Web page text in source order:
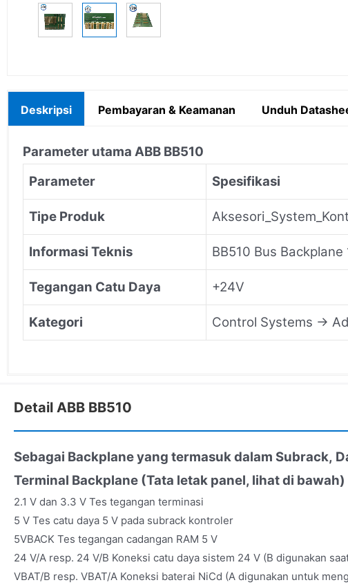
Deskripsi Pembayaran & Keamanan Unduh
Parameter utama ABB BB510
Parameter
Spesifikasi
Tipe Produk
Informasi Teknis BB510 Bus Backplane
Tegangan Catu Daya +24V
Kategori Control Systems →
Detail ABB BB510
Sebagai Backplane yang termasuk dalam Subrack,
Terminal Backplane (Tata letak panel, lihat di bawah)
2.1 V dan 3.3 V Tes tegangan terminasi
5 V Tes catu daya 5 V pada subrack kontroler
5VBACK Tes tegangan cadangan RAM 5 V
24 V/A resp. 24 V/B Koneksi catu daya sistem 24 V (B digunakan
VBAT/B resp. VBAT/A Koneksi baterai NiCd (A digunakan untuk